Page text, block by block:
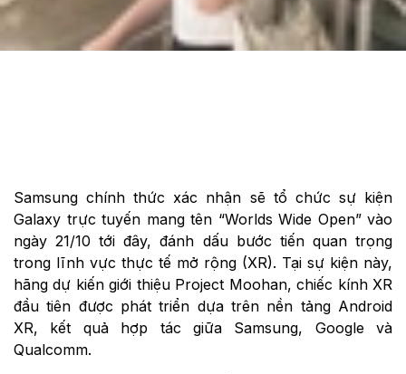
Samsung chính thức xác nhận sẽ tổ chức sự kiện
Galaxy trực tuyến mang tên “Worlds Wide Open” vào
ngày 21/10 tới đây, đánh dấu bước tiến quan trọng
trong lĩnh vực thực tế mở rộng (XR). Tại sự kiện này,
hãng dự kiến giới thiệu Project Moohan, chiếc kính XR
đầu tiên được phát triển dựa trên nền tảng Android
XR, kết quả hợp tác giữa Samsung, Google và
Qualcomm.